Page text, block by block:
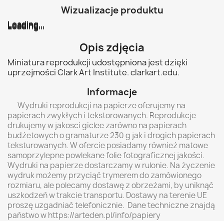
Wizualizacje produktu
Loading...
Loading...
Loading...
Loading...
Loading...
Loading...
Opis zdjęcia
Miniatura reprodukcji udostępniona jest dzięki
uprzejmości Clark Art Institute. clarkart.edu.
Informacje
Wydruki reprodukcji na papierze oferujemy na
papierach zwykłych i tekstorowanych. Reprodukcje
drukujemy w jakosci giclee zarówno na papierach
budżetowych o gramaturze 230 g jak i drogich papierach
teksturowanych. W ofercie posiadamy również matowe
samoprzylepne powlekane folie fotograficznej jakości.
Wydruki na papierze dostarczamy w rulonie. Na życzenie
wydruk możemy przyciąć trymerem do zamówionego
rozmiaru, ale polecamy dostawę z obrzeżami, by uniknąć
uszkodzeń w trakcie transportu. Dostawy na terenie UE
proszę uzgadniać telefonicznie. Dane techniczne znajdą
państwo w https://arteden.pl/info/papiery